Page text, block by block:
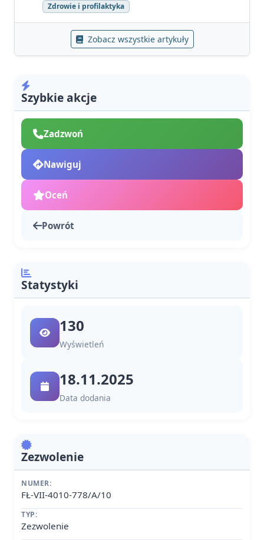
Zdrowie i profilaktyka
Zobacz wszystkie artykuły
Szybkie akcje
Zadzwoń
Nawiguj
Oceń
Powrót
Statystyki
130
Wyświetleń
18.11.2025
Data dodania
Zezwolenie
NUMER:
FŁ-VII-4010-778/A/10
TYP:
Zezwolenie